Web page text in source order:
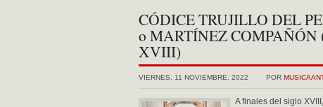
CÓDICE TRUJILLO DEL
o MARTÍNEZ COMPAÑÓN
XVIII)
POR
VIERNES, 11 NOVIEMBRE, 2022
A finales del siglo XVIII,